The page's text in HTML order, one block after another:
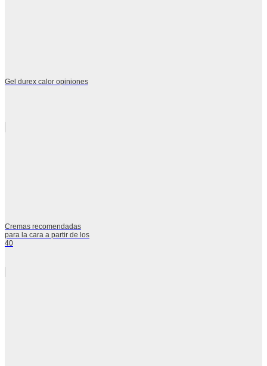
Gel durex calor opiniones
Cremas recomendadas
para la cara a partir de los
40